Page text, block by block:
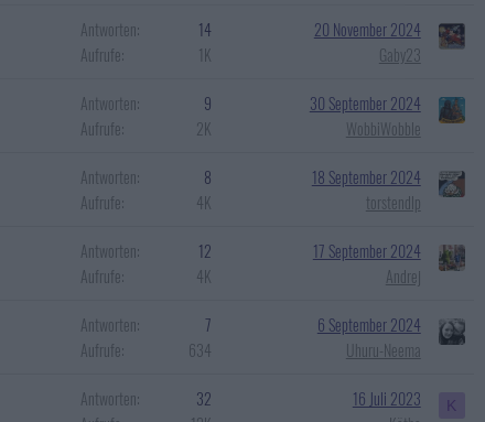
Antworten
14
Aufrufe
1K
20 November 2024
Gaby23
Antworten
9
Aufrufe
2K
30 September 2024
WobbiWobble
Antworten
8
Aufrufe
4K
18 September 2024
torstendlp
Antworten
12
Aufrufe
4K
17 September 2024
Andrej
Antworten
7
Aufrufe
634
6 September 2024
Uhuru-Neema
Antworten
32
16 Juli 2023
K